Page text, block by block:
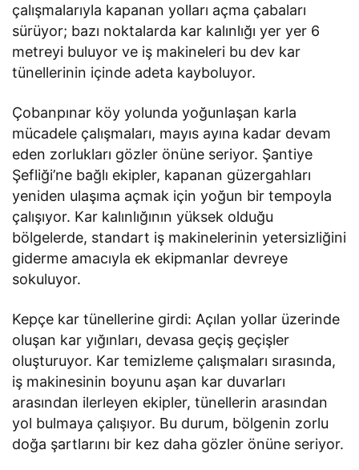
çalışmalarıyla kapanan yolları açma çabaları
sürüyor; bazı noktalarda kar kalınlığı yer yer 6
metreyi buluyor ve iş makineleri bu dev kar
tünellerinin içinde adeta kayboluyor.
Çobanpınar köy yolunda yoğunlaşan karla
mücadele çalışmaları, mayıs ayına kadar devam
eden zorlukları gözler önüne seriyor. Şantiye
Şefliği’ne bağlı ekipler, kapanan güzergahları
yeniden ulaşıma açmak için yoğun bir tempoyla
çalışıyor. Kar kalınlığının yüksek olduğu
bölgelerde, standart iş makinelerinin yetersizliğini
giderme amacıyla ek ekipmanlar devreye
sokuluyor.
Kepçe kar tünellerine girdi: Açılan yollar üzerinde
oluşan kar yığınları, devasa geçiş geçişler
oluşturuyor. Kar temizleme çalışmaları sırasında,
iş makinesinin boyunu aşan kar duvarları
arasından ilerleyen ekipler, tünellerin arasından
yol bulmaya çalışıyor. Bu durum, bölgenin zorlu
doğa şartlarını bir kez daha gözler önüne seriyor.